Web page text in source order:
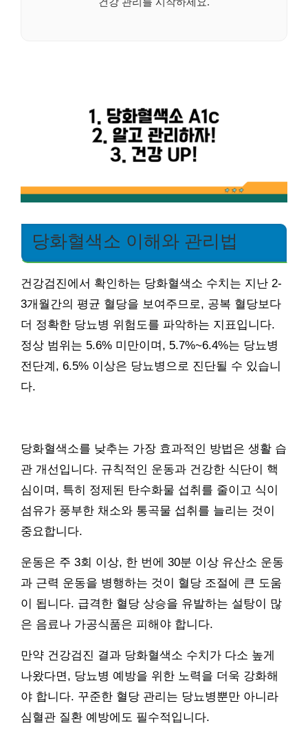
당화혈색소 이해와 관리법
건강검진에서 확인하는 당화혈색소 수치는 지난 2-
3개월간의 평균 혈당을 보여주므로, 공복 혈당보다
더 정확한 당뇨병 위험도를 파악하는 지표입니다.
정상 범위는 5.6% 미만이며, 5.7%~6.4%는 당뇨병
전단계, 6.5% 이상은 당뇨병으로 진단될 수 있습니
다.
당화혈색소를 낮추는 가장 효과적인 방법은 생활 습
관 개선입니다. 규칙적인 운동과 건강한 식단이 핵
심이며, 특히 정제된 탄수화물 섭취를 줄이고 식이
섬유가 풍부한 채소와 통곡물 섭취를 늘리는 것이
중요합니다.
운동은 주 3회 이상, 한 번에 30분 이상 유산소 운동
과 근력 운동을 병행하는 것이 혈당 조절에 큰 도움
이 됩니다. 급격한 혈당 상승을 유발하는 설탕이 많
은 음료나 가공식품은 피해야 합니다.
만약 건강검진 결과 당화혈색소 수치가 다소 높게
나왔다면, 당뇨병 예방을 위한 노력을 더욱 강화해
야 합니다. 꾸준한 혈당 관리는 당뇨병뿐만 아니라
심혈관 질환 예방에도 필수적입니다.